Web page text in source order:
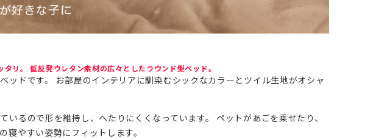
リ。 低反発ウレタン素材の広々としたラウンド型ベッド。
ッドです。 お部屋のインテリアに馴染むシックなカラーとツイル生地がオシャ
いるので形を維持し、へたりにくくなっています。 ペットがあごを乗せたり、
寝やすい姿勢にフィットします。